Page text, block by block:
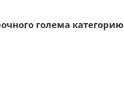
голема категорию